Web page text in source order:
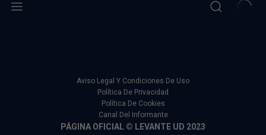
Aviso Legal Y Condiciones De Uso
Política De Privacidad
Política De Cookies
Canal Del Informante
PÁGINA OFICIAL © LEVANTE UD 2023